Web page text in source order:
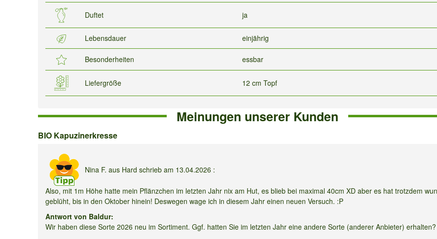
Duftet ja
Lebensdauer einjährig
Besonderheiten essbar
Liefergröße 12 cm Topf
Meinungen unserer Kunden
BIO
BIO Kapuzinerkresse
Nina F. aus Hard schrieb am 13.04.2026 :
Also, mit 1m Höhe hatte mein Pflänzchen im letzten Jahr nix am Hut, es blieb bei maximal 40cm XD aber es hat trotzdem
geblüht, bis in den Oktober hinein! Deswegen wage ich in diesem Jahr einen neuen Versuch. :P
Antwort von Baldur:
Wir haben diese Sorte 2026 neu im Sortiment. Ggf. hatten Sie im letzten Jahr eine andere Sorte (anderer Anbieter) erhalten?